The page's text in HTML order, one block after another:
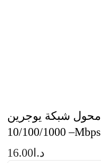
محول شبكة يوجرين PCI Express جيجابت
– 10/100/1000Mbps
د.ا 16.00